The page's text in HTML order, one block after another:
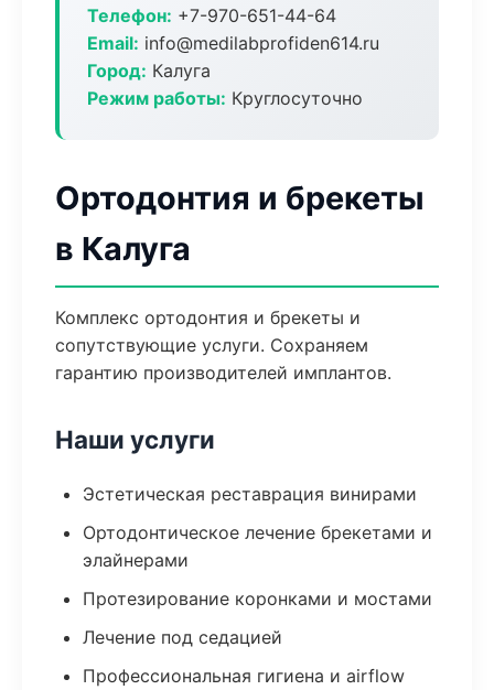
Телефон: +7-970-651-44-64
Email: info@medilabprofiden614.ru
Город: Калуга
Режим работы: Круглосуточно
Ортодонтия и брекеты
в Калуга
Комплекс ортодонтия и брекеты и
сопутствующие услуги. Сохраняем
гарантию производителей имплантов.
Наши услуги
Эстетическая реставрация винирами
Ортодонтическое лечение брекетами и
элайнерами
Протезирование коронками и мостами
Лечение под седацией
Профессиональная гигиена и airflow